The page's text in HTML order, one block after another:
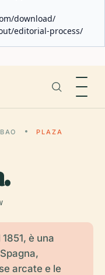
download/
editorial-process/
PLAZA
è una
arcate e le